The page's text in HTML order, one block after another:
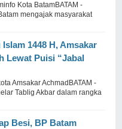
Kota BatamBATAM -
mengajak masyarakat
1448 H, Amsakar
Lewat Puisi “Jabal
Amsakar AchmadBATAM -
Tablig Akbar dalam rangka
Besi, BP Batam